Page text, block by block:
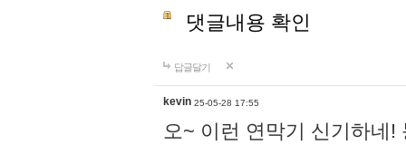
댓글내용 확인
답글달기
kevin 25-05-28 17:55
오~ 이런 연막기 신기하네!